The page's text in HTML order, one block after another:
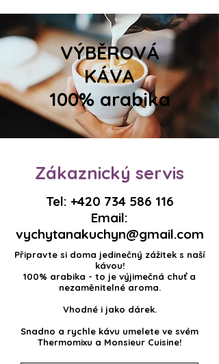
VÝBĚROVÁ
KÁVA
100% arabika
Zákaznický servis
Tel: +420 734 586 116
Email:
vychytanakuchyn@gmail.com
Připravte si doma jedinečný zážitek s naší
kávou!
100% arabika - to je výjimečná chuť a
nezaměnitelné aroma.
Vhodné i jako dárek.
Snadno a rychle kávu umelete ve svém
Thermomixu a Monsieur Cuisine!